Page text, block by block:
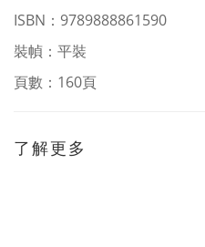
ISBN ：9789888861590
裝幀：平裝
頁數：160頁
了解更多